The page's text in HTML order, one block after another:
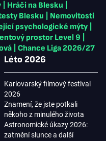
Hráči na Blesku
Blesku
Nemovitosti
psychologické mýty
prostor Level 9
Chance Liga 2026/27
Léto 2026
Karlovarský filmový festival
2026
Znamení, že jste potkali
někoho z minulého života
Astronomické úkazy 2026:
zatmění slunce a další